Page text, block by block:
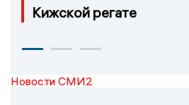
Кижской регате
Новости СМИ2